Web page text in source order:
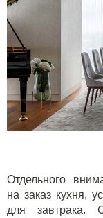
Отдельного
на заказ кухня,
для завтрака.